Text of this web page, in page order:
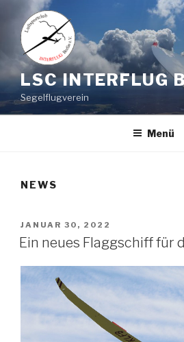
Inhalt
springen
LSC INTERFLUG
Segelflugverein
Menü
NEWS
VERÖFFENTLICHT
AM
JANUAR 30, 2022
Ein neues Flaggschiff für